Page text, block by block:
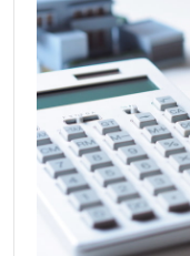
プ
【最重要】
不動産売却を
つのポイント
相場を調べ
【注意！
けよう